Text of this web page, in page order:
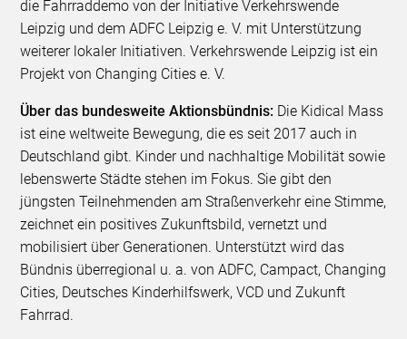
die Fahrraddemo von der Initiative Verkehrswende
Leipzig und dem ADFC Leipzig e. V. mit Unterstützung
weiterer lokaler Initiativen. Verkehrswende Leipzig ist ein
Projekt von Changing Cities e. V.
Über das bundesweite Aktionsbündnis: Die Kidical Mass
ist eine weltweite Bewegung, die es seit 2017 auch in
Deutschland gibt. Kinder und nachhaltige Mobilität sowie
lebenswerte Städte stehen im Fokus. Sie gibt den
jüngsten Teilnehmenden am Straßenverkehr eine Stimme,
zeichnet ein positives Zukunftsbild, vernetzt und
mobilisiert über Generationen. Unterstützt wird das
Bündnis überregional u. a. von ADFC, Campact, Changing
Cities, Deutsches Kinderhilfswerk, VCD und Zukunft
Fahrrad.